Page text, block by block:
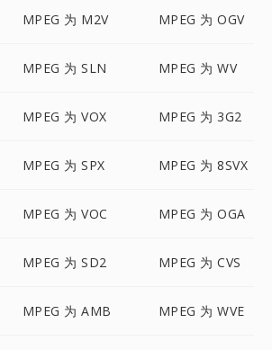
MPEG 为 M2V MPEG 为 OGV
MPEG 为 SLN MPEG 为 WV
MPEG 为 VOX MPEG 为 3G2
MPEG 为 SPX MPEG 为 8SVX
MPEG 为 VOC MPEG 为 OGA
MPEG 为 SD2 MPEG 为 CVS
MPEG 为 AMB MPEG 为 WVE